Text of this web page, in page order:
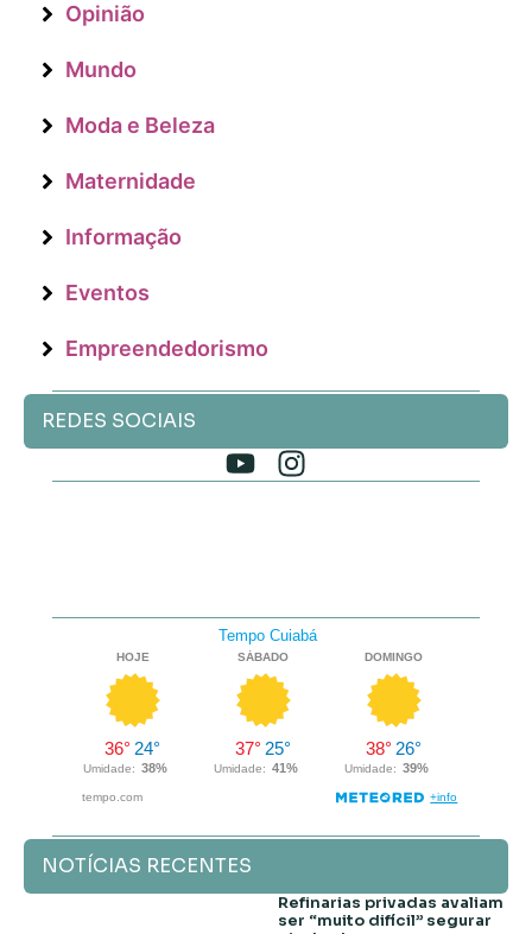
Opinião
Mundo
Moda e Beleza
Maternidade
Informação
Eventos
Empreendedorismo
REDES SOCIAIS
NOTÍCIAS RECENTES
Refinarias privadas avaliam
ser “muito difícil” segurar